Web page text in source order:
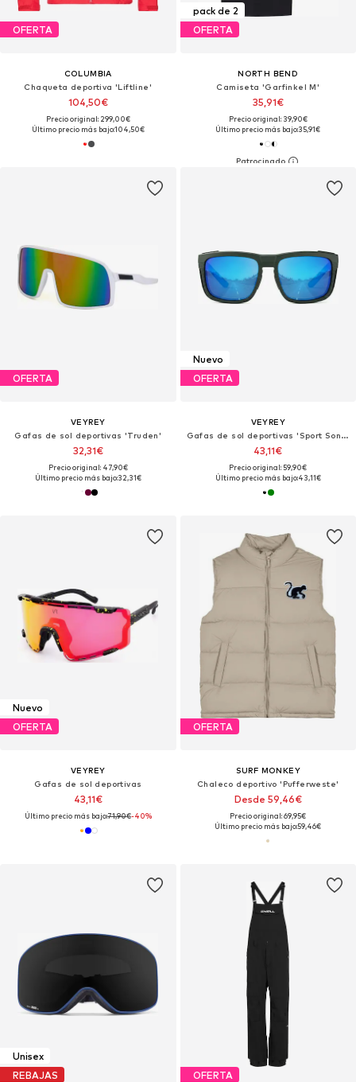
OFERTA
COLUMBIA
Chaqueta deportiva 'Liftline'
104,50€
Precio original: 299,00€
Último precio más bajo:104,50€
pack de 2
OFERTA
NORTH BEND
Camiseta 'Garfinkel M'
35,91€
Precio original: 39,90€
Último precio más bajo:35,91€
OFERTA
VEYREY
Gafas de sol deportivas 'Truden'
32,31€
Precio original: 47,90€
Último precio más bajo:32,31€
Nuevo
OFERTA
VEYREY
Gafas de sol deportivas 'Sport Sonnenbrille'
43,11€
Precio original: 59,90€
Último precio más bajo:43,11€
Nuevo
OFERTA
VEYREY
Gafas de sol deportivas
43,11€
Último precio más bajo:71,90€-40%
OFERTA
SURF MONKEY
Chaleco deportivo 'Pufferweste'
Desde 59,46€
Precio original: 69,95€
Último precio más bajo:59,46€
Unisex
REBAJAS
OFERTA